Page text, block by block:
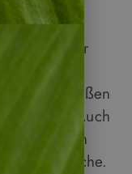
von der
und Straßen
Flair. Auch
– von
Küche.